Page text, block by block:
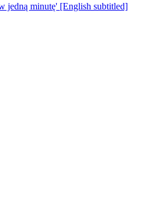
jedną minutę' [English subtitled]